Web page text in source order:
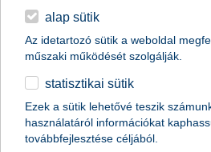
English
Előző
alap sütik
Az idetartozó sütik a weboldal
műszaki működését szolgálják.
statisztikai sütik
Ezek a sütik lehetővé teszik
használatáról információkat
továbbfejlesztése céljából.